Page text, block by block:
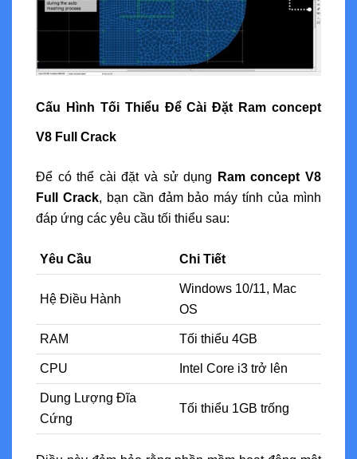
Cấu Hình Tối Thiểu Để Cài Đặt Ram concept
V8 Full Crack
Để có thể cài đặt và sử dụng
Ram concept V8
Full Crack, bạn cần đảm bảo máy tính của mình
đáp ứng các yêu cầu tối thiểu sau:
Yêu Cầu Chi Tiết
Hệ Điều Hành
Windows 10/11, Mac
OS
RAM Tối thiểu 4GB
CPU Intel Core i3 trở lên
Dung Lượng Đĩa
Cứng
Tối thiểu 1GB trống